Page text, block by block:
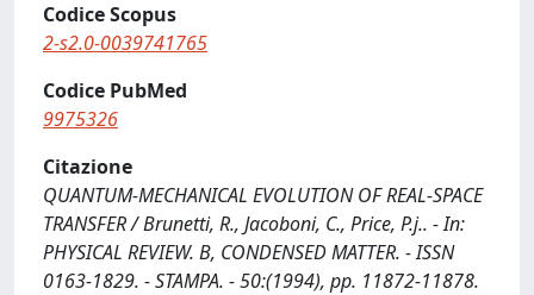
Codice Scopus
2-s2.0-0039741765
Codice PubMed
9975326
Citazione
QUANTUM-MECHANICAL EVOLUTION OF REAL-SPACE
TRANSFER / Brunetti, R., Jacoboni, C., Price, P.j.. - In:
PHYSICAL REVIEW. B, CONDENSED MATTER. - ISSN
0163-1829. - STAMPA. - 50:(1994), pp. 11872-11878.